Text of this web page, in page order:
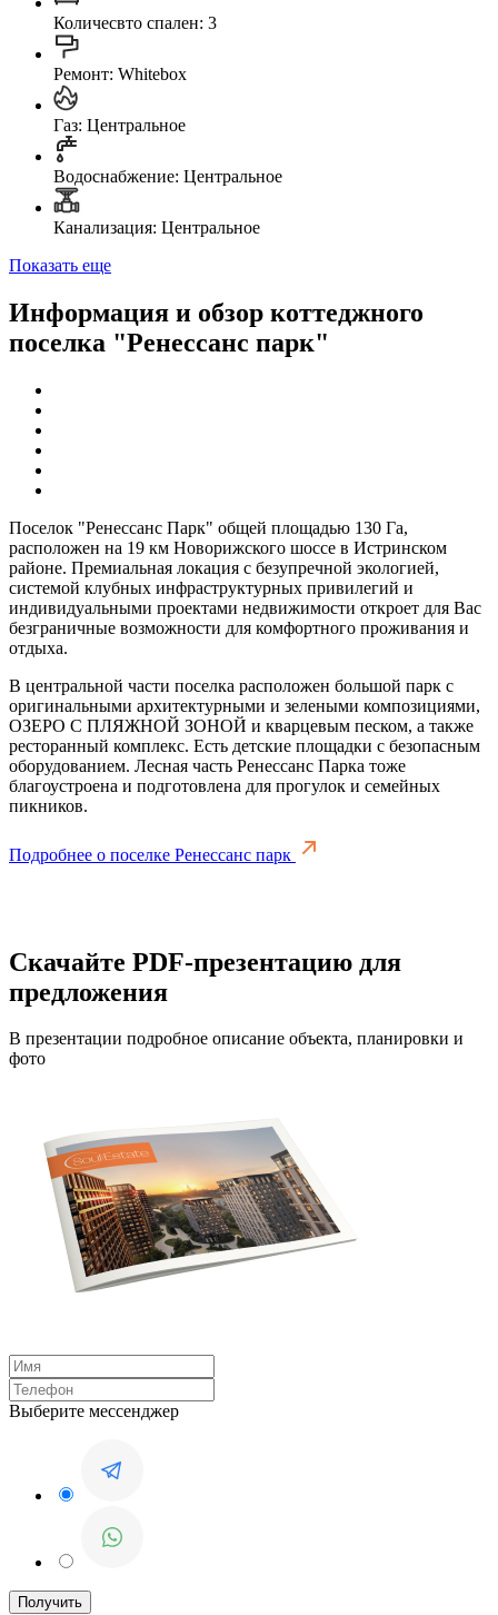
Количесвто спален: 3
Ремонт: Whitebox
Газ: Центральное
Водоснабжение: Центральное
Канализация: Центральное
Показать еще
Информация и обзор коттеджного
поселка "Ренессанс парк"
Поселок "Ренессанс Парк" общей площадью 130 Га,
расположен на 19 км Новорижского шоссе в Истринском
районе. Премиальная локация с безупречной экологией,
системой клубных инфраструктурных привилегий и
индивидуальными проектами недвижимости откроет для Вас
безграничные возможности для комфортного проживания и
отдыха.
В центральной части поселка расположен большой парк с
оригинальными архитектурными и зелеными композициями,
ОЗЕРО С ПЛЯЖНОЙ ЗОНОЙ и кварцевым песком, а также
ресторанный комплекс. Есть детские площадки с безопасным
оборудованием. Лесная часть Ренессанс Парка тоже
благоустроена и подготовлена для прогулок и семейных
пикников.
Подробнее о поселке Ренессанс парк
Скачайте PDF-презентацию для
предложения
В презентации подробное описание объекта, планировки и
фото
Выберите мессенджер